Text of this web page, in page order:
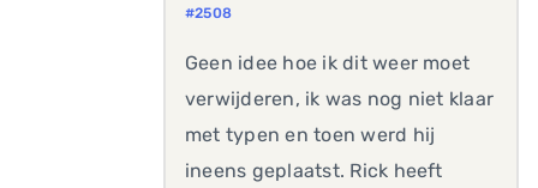
#2508
Geen idee hoe ik dit weer moet
verwijderen, ik was nog niet klaar
met typen en toen werd hij
ineens geplaatst. Rick heeft